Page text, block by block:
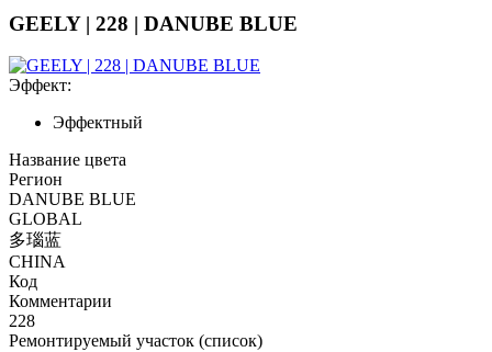
GEELY | 228 | DANUBE BLUE
Эффект:
Эффектный
Название цвета
Регион
DANUBE BLUE
GLOBAL
多瑙蓝
CHINA
Код
Комментарии
228
Ремонтируемый участок (список)